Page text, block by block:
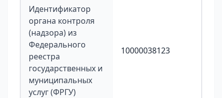
Идентификатор
органа контроля
(надзора) из
Федерального
реестра
государственных и
муниципальных
услуг (ФРГУ)
10000038123